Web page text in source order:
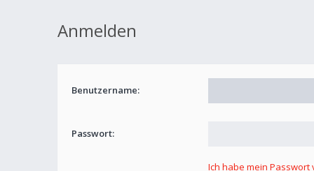
Anmelden
Benutzername:
Passwort:
Ich habe mein Passwort